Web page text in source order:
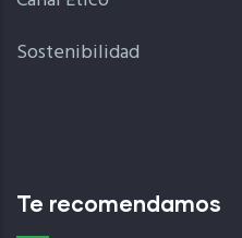
Sostenibilidad
Te recomendamos